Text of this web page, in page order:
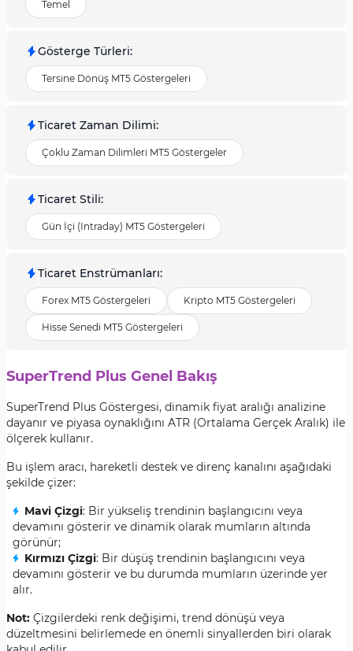
Temel
Gösterge Türleri:
Tersine Dönüş MT5 Göstergeleri
Ticaret Zaman Dilimi:
Çoklu Zaman Dilimleri MT5 Göstergeler
Ticaret Stili:
Gün İçi (Intraday) MT5 Göstergeleri
Ticaret Enstrümanları:
Forex MT5 Göstergeleri Kripto MT5 Göstergeleri
Hisse Senedi MT5 Göstergeleri
SuperTrend Plus Genel Bakış
SuperTrend Plus Göstergesi, dinamik fiyat aralığı analizine
dayanır ve piyasa oynaklığını ATR (Ortalama Gerçek Aralık) ile
ölçerek kullanır.
Bu işlem aracı, hareketli destek ve direnç kanalını aşağıdaki
şekilde çizer:
Mavi Çizgi: Bir yükseliş trendinin başlangıcını veya
devamını gösterir ve dinamik olarak mumların altında
görünür;
Kırmızı Çizgi: Bir düşüş trendinin başlangıcını veya
devamını gösterir ve bu durumda mumların üzerinde yer
alır.
Not: Çizgilerdeki renk değişimi, trend dönüşü veya
düzeltmesini belirlemede en önemli sinyallerden biri olarak